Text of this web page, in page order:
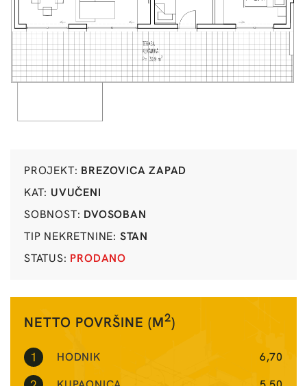
PROJEKT: BREZOVICA ZAPAD
KAT: UVUČENI
SOBNOST: DVOSOBAN
TIP NEKRETNINE: STAN
STATUS: PRODANO
NETTO POVRŠINE (M2)
1 HODNIK 6,70